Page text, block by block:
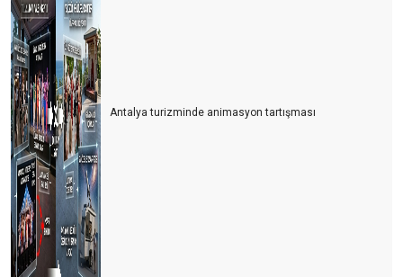
Antalya turizminde animasyon tartışması